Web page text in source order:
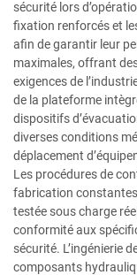
sécurité lors
fixation renforcés et
afin de garantir leur
maximales, offrant
exigences de
de la plateforme
dispositifs
diverses conditions
déplacement
Les procédures de
fabrication
testée sous charge
conformité aux
sécurité. L’ingénierie
composants